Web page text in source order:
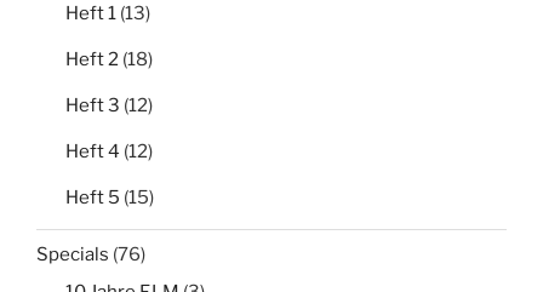
Heft 1 (13)
Heft 2 (18)
Heft 3 (12)
Heft 4 (12)
Heft 5 (15)
Specials (76)